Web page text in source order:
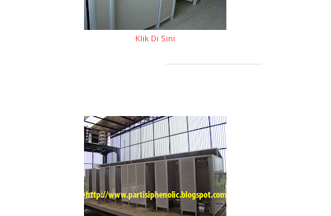
Klik Di Sini